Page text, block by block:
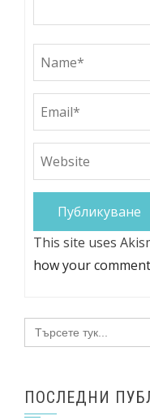
This site uses
how your
Search
for:
ПОСЛЕДНИ